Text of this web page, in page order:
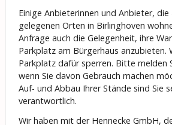
Einige Anbieterinnen und Anbieter, die
gelegenen Orten in Birlinghoven
Anfrage auch die Gelegenheit, ihre
Parkplatz am Bürgerhaus anzubieten.
Parkplatz dafür sperren. Bitte melden
wenn Sie davon Gebrauch machen
Auf- und Abbau Ihrer Stände sind Sie
verantwortlich.
Wir haben mit der Hennecke GmbH,